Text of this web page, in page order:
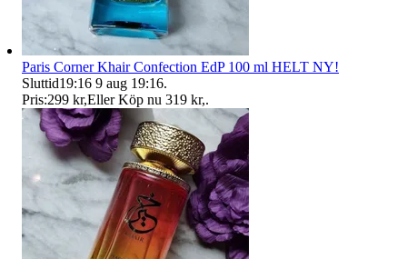
Paris Corner Khair Confection EdP 100 ml HELT NY!
Sluttid19:16 9 aug 19:16.
Pris:299 kr,Eller Köp nu 319 kr,.